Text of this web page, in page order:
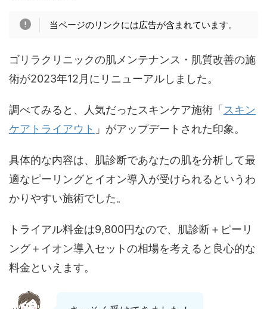
当ページのリンクには広告が含まれています。
ゴリラクリニックの肌メンテナンス・肌質改善の施
術が2023年12月にリニューアルしました。
調べてみると、人気だったスキンケア施術「 スキン
ケアトライアウト 」がアップデートされた印象。
具体的な内容は、肌診断であなたの肌を分析して最
適なピーリングとイオン導入が受けられるというわ
かりやすい施術でした。
トライアル料金は9,800円なので、肌診断＋ピーリ
ング＋イオン導入セットの相場を考えると良心的な
料金といえます。